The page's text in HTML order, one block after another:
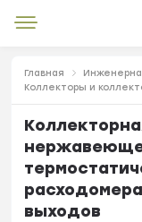
Главная
Коллекторы и
выходов